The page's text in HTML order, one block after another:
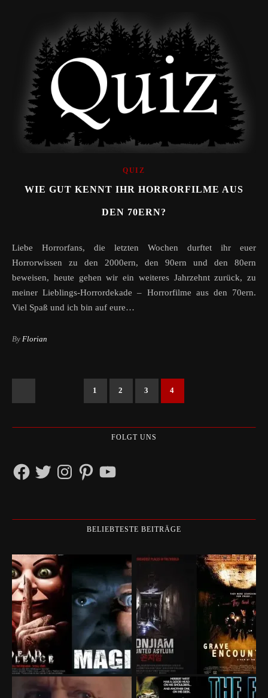
QUIZ
WIE GUT KENNT IHR HORRORFILME AUS
DEN 70ERN?
Liebe Horrorfans, die letzten Wochen durftet ihr euer
Horrorwissen zu den 2000ern, den 90ern und den 80ern
beweisen, heute gehen wir ein weiteres Jahrzehnt zurück, zu
meiner Lieblings-Horrordekade – Horrorfilme aus den 70ern.
Viel Spaß und ich bin auf eure…
By Florian
1 2 3 4
FOLGT UNS
FacebookTwitterInstagramPinterestYouTube
BELIEBTESTE BEITRÄGE